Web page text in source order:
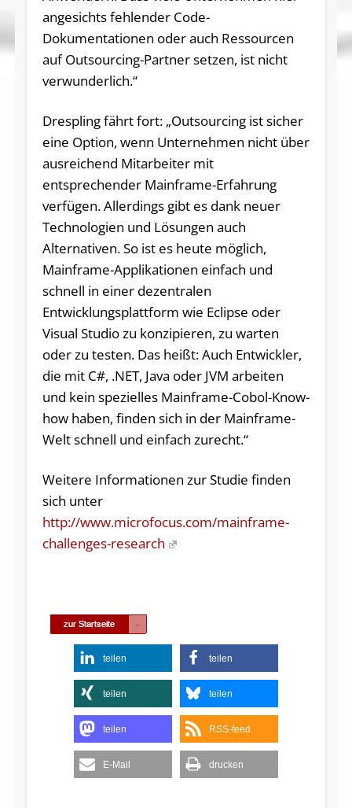
angesichts fehlender Code-
Dokumentationen oder auch Ressourcen
auf Outsourcing-Partner setzen, ist nicht
verwunderlich.“
Drespling fährt fort: „Outsourcing ist sicher
eine Option, wenn Unternehmen nicht über
ausreichend Mitarbeiter mit
entsprechender Mainframe-Erfahrung
verfügen. Allerdings gibt es dank neuer
Technologien und Lösungen auch
Alternativen. So ist es heute möglich,
Mainframe-Applikationen einfach und
schnell in einer dezentralen
Entwicklungsplattform wie Eclipse oder
Visual Studio zu konzipieren, zu warten
oder zu testen. Das heißt: Auch Entwickler,
die mit C#, .NET, Java oder JVM arbeiten
und kein spezielles Mainframe-Cobol-Know-
how haben, finden sich in der Mainframe-
Welt schnell und einfach zurecht.“
Weitere Informationen zur Studie finden
sich unter
http://www.microfocus.com/mainframe-
challenges-research
teilen teilen
teilen teilen
teilen RSS-feed
E-Mail drucken